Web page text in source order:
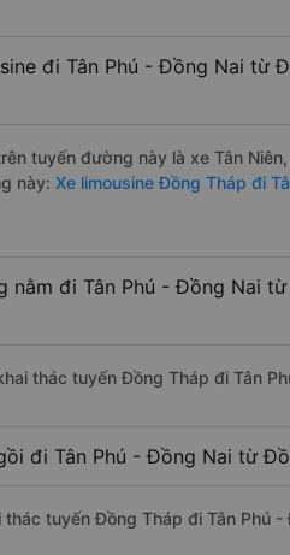
đi Tân Phú - Đồng Nai từ
tuyến đường này là xe Tân
này: Xe limousine Đồng Tháp đi
nằm đi Tân Phú - Đồng Nai
thác tuyến Đồng Tháp đi Tân
đi Tân Phú - Đồng Nai từ
tuyến Đồng Tháp đi Tân Phú -